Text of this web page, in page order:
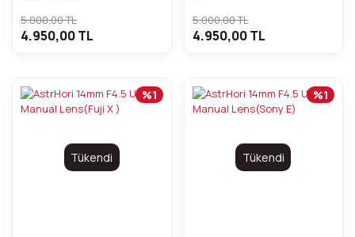
5.000,00 TL
4.950,00 TL
5.000,00 TL
4.950,00 TL
Tükendi
%1
Tükendi
%1